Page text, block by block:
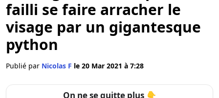
failli se faire arracher le
visage par un gigantesque
python
Publié par Nicolas F le 20 Mar 2021 à 7:28
On ne se quitte plus 👇